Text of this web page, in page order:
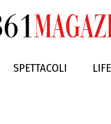
SPETTACOLI